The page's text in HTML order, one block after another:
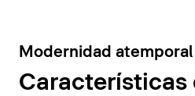
10
Modernidad atemporal
Características